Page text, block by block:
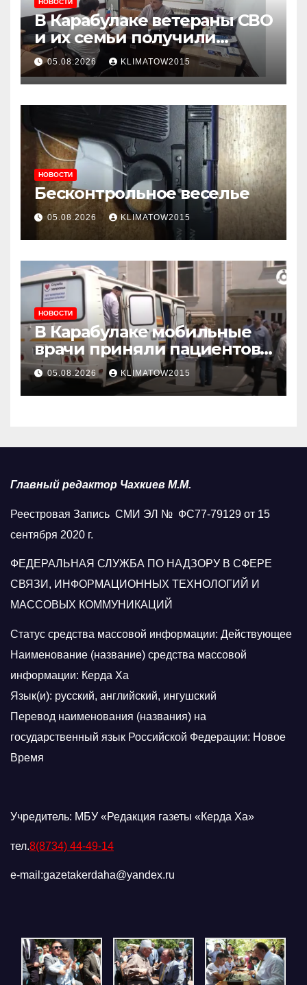
НОВОСТИ
В Карабулаке ветераны СВО
и их семьи получили
консультации в ходе
приема граждан
05.08.2026 KLIMATOW2015
НОВОСТИ
Бесконтрольное веселье
05.08.2026 KLIMATOW2015
НОВОСТИ
В Карабулаке мобильные
врачи приняли пациентов
у стен мечети
05.08.2026 KLIMATOW2015
Главный редактор Чахкиев М.М.
Реестровая Запись СМИ ЭЛ № ФС77-79129 от 15
сентября 2020 г.
ФЕДЕРАЛЬНАЯ СЛУЖБА ПО НАДЗОРУ В СФЕРЕ
СВЯЗИ, ИНФОРМАЦИОННЫХ ТЕХНОЛОГИЙ И
МАССОВЫХ КОММУНИКАЦИЙ
Статус средства массовой информации: Действующее
Наименование (название) средства массовой
информации: Керда Ха
Язык(и): русский, английский, ингушский
Перевод наименования (названия) на
государственный язык Российской Федерации: Новое
Время
Учредитель: МБУ «Редакция газеты «Керда Ха»
тел.8(8734) 44-49-14
e-mail:gazetakerdaha@yandex.ru